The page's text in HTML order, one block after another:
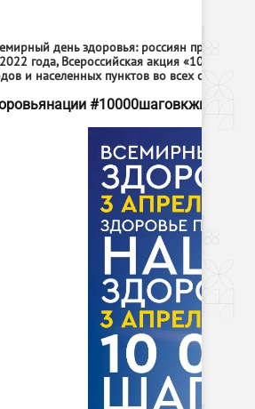
день здоровья: россиян
года, Всероссийская акция «10 тысяч
и населенных пунктов во всех
#10000шаговкжизни